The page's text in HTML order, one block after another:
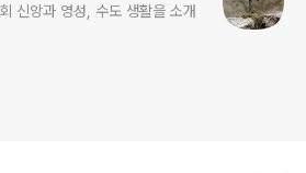
신앙과 영성, 수도 생활을 소개